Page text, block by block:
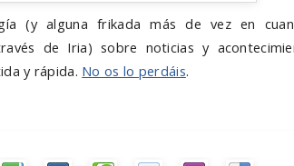
(y alguna frikada más de vez en
de Iria) sobre noticias y
y rápida. No os lo perdáis.